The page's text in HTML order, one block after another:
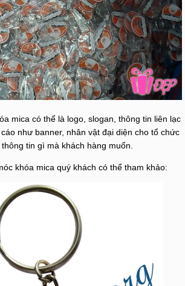
mica có thể là logo, slogan, thông tin liên lạc
như banner, nhân vật đại diện cho tổ chức
tin gì mà khách hàng muốn.
khóa mica quý khách có thể tham khảo: